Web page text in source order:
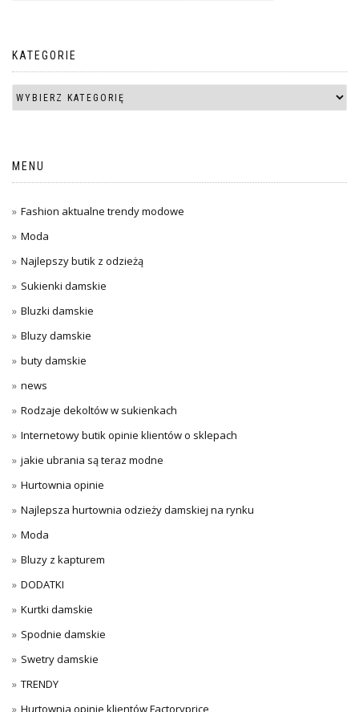
KATEGORIE
MENU
Fashion aktualne trendy modowe
Moda
Najlepszy butik z odzieżą
Sukienki damskie
Bluzki damskie
Bluzy damskie
buty damskie
news
Rodzaje dekoltów w sukienkach
Internetowy butik opinie klientów o sklepach
jakie ubrania są teraz modne
Hurtownia opinie
Najlepsza hurtownia odzieży damskiej na rynku
Moda
Bluzy z kapturem
DODATKI
Kurtki damskie
Spodnie damskie
Swetry damskie
TRENDY
Hurtownia opinie klientów Factoryprice